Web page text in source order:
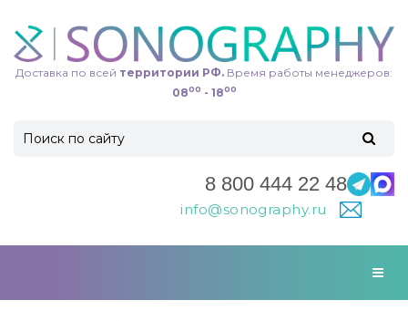
Доставка по всей территории РФ. Время работы менеджеров:
0800 - 1800
8 800 444 22 48
info@sonography.ru